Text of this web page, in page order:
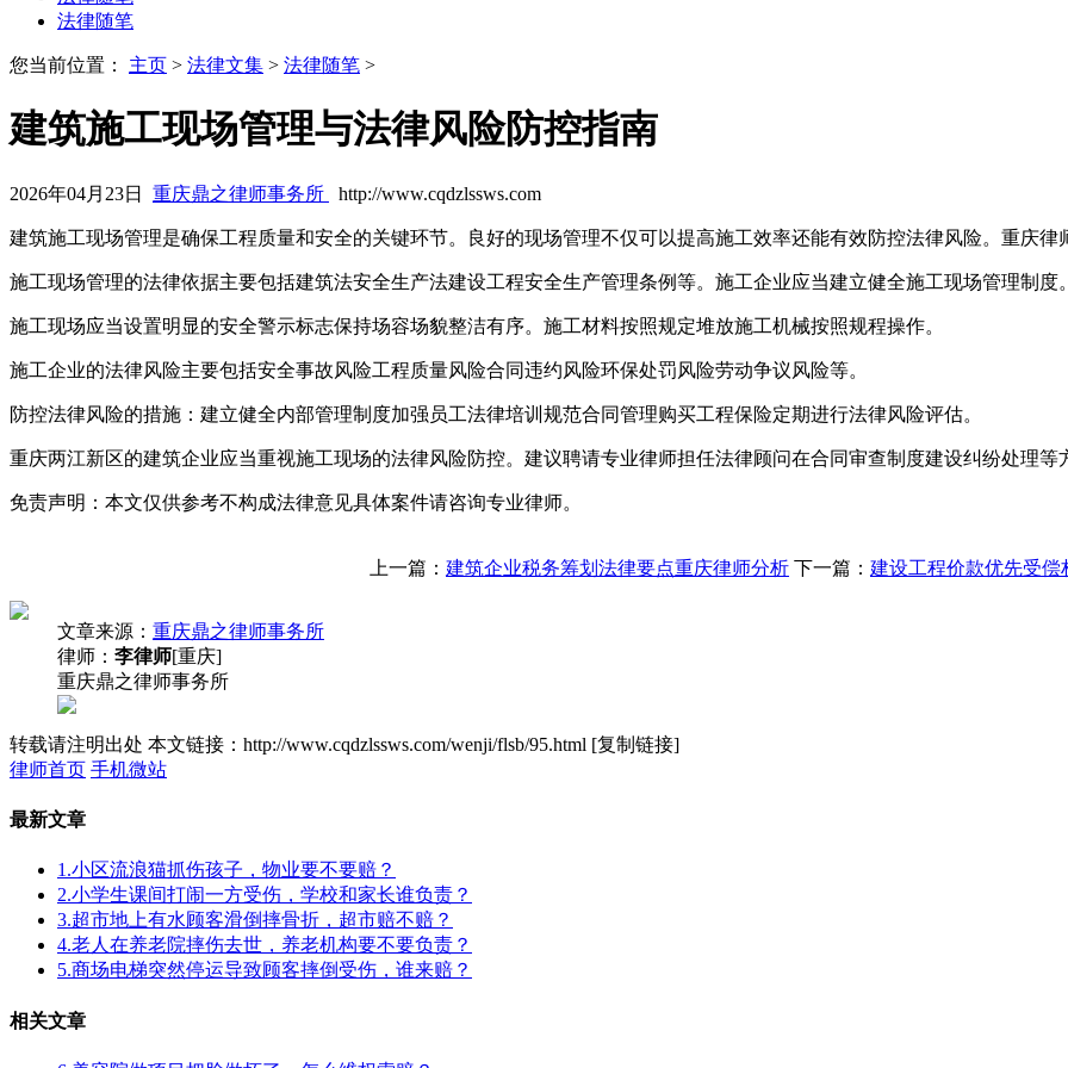
法律随笔
您当前位置： 主页 > 法律文集 > 法律随笔 >
建筑施工现场管理与法律风险防控指南
2026年04月23日 重庆鼎之律师事务所 http://www.cqdzlssws.com
建筑施工现场管理是确保工程质量和安全的关键环节。良好的现场管理不仅可以提高施工效率还能有效防控法律风险。重庆律
施工现场管理的法律依据主要包括建筑法安全生产法建设工程安全生产管理条例等。施工企业应当建立健全施工现场管理制度。
施工现场应当设置明显的安全警示标志保持场容场貌整洁有序。施工材料按照规定堆放施工机械按照规程操作。
施工企业的法律风险主要包括安全事故风险工程质量风险合同违约风险环保处罚风险劳动争议风险等。
防控法律风险的措施：建立健全内部管理制度加强员工法律培训规范合同管理购买工程保险定期进行法律风险评估。
重庆两江新区的建筑企业应当重视施工现场的法律风险防控。建议聘请专业律师担任法律顾问在合同审查制度建设纠纷处理等
免责声明：本文仅供参考不构成法律意见具体案件请咨询专业律师。
上一篇： 建筑企业税务筹划法律要点重庆律师分析 下一篇： 建设工程价款优先受偿
文章来源： 重庆鼎之律师事务所
律师： 李律师[重庆]
重庆鼎之律师事务所
转载请注明出处 本文链接：http://www.cqdzlssws.com/wenji/flsb/95.html [复制链接]
律师首页 手机微站
最新文章
1.小区流浪猫抓伤孩子，物业要不要赔？
2.小学生课间打闹一方受伤，学校和家长谁负责？
3.超市地上有水顾客滑倒摔骨折，超市赔不赔？
4.老人在养老院摔伤去世，养老机构要不要负责？
5.商场电梯突然停运导致顾客摔倒受伤，谁来赔？
相关文章